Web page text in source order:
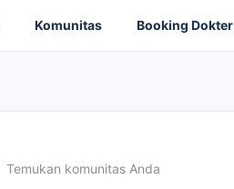
Komunitas Booking Dokter
Temukan komunitas Anda